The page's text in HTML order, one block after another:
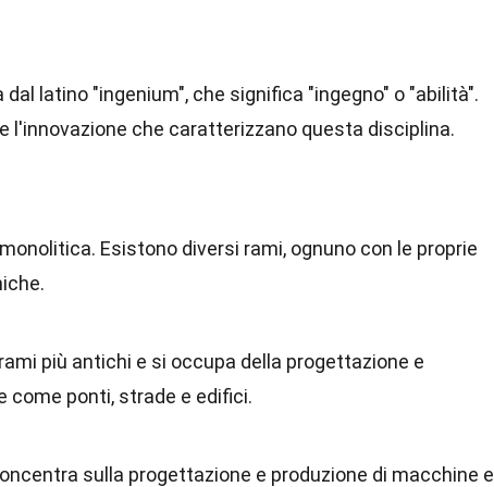
dal latino "ingenium", che significa "ingegno" o "abilità".
l'innovazione che caratterizzano questa disciplina.
Esistono diversi rami, ognuno con le proprie
più antichi e si occupa della progettazione e
ponti, strade e edifici.
sulla progettazione e produzione di macchine e